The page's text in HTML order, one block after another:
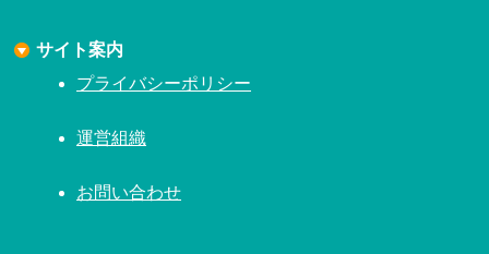
サイト案内
プライバシーポリシー
運営組織
お問い合わせ